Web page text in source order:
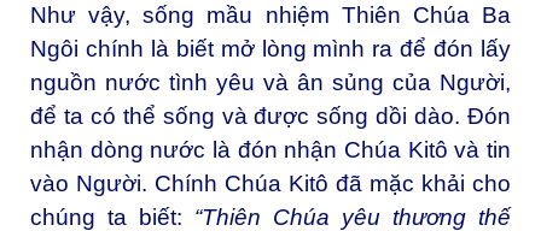
Như vậy, sống mầu nhiệm Thiên Chúa Ba
Ngôi chính là biết mở lòng mình ra để đón lấy
nguồn nước tình yêu và ân sủng của Người,
để ta có thể sống và được sống dồi dào. Ðón
nhận dòng nước là đón nhận Chúa Kitô và tin
vào Người. Chính Chúa Kitô đã mặc khải cho
chúng ta biết: “Thiên Chúa yêu thương thế